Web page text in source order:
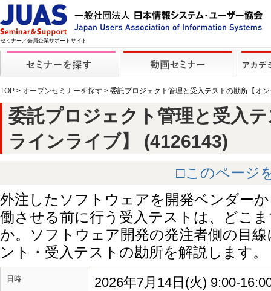
セミナー／会員企業サポートサイト
TOP > オープンセミナーを探す > 委託プロジェクト管理と受入テストの勘所【オ
委託プロジェクト管理と受入
ラインライブ】 (4126143)
□このページ
外注したソフトウェアを開発ベンダー
働させる前に行う受入テストは、どこ
か。ソフトウェア開発の発注者側の目
ント・受入テストの勘所を解説します。
日時 2026年7月14日(火) 9:00-